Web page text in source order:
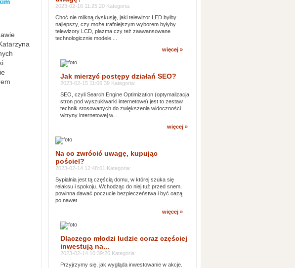
2023-02-16 11:25:20 Kategoria:
Choć nie milkną dyskusję, jaki telewizor LED byłby
najlepszy, czy może trafniejszym wyborem byłyby
telewizory LCD, plazma czy też zaawansowane
technologicznie modele....
więcej »
Jak mierzyć postępy działań SEO?
2023-02-15 11:06:39 Kategoria:
SEO, czyli Search Engine Optimization (optymalizacja
stron pod wyszukiwarki internetowe) jest to zestaw
technik stosowanych do zwiększenia widoczności
witryny internetowej w...
więcej »
Na co zwrócić uwagę, kupując
pościel?
2023-02-14 12:48:01 Kategoria:
Sypialnia jest tą częścią domu, w której szuka się
relaksu i spokoju. Wchodząc do niej tuż przed snem,
powinna dawać poczucie bezpieczeństwa i być oazą
po nawet...
więcej »
Dlaczego młodzi ludzie coraz częściej
inwestują na...
2023-02-14 10:39:26 Kategoria:
Przyjrzymy się, jak wygląda inwestowanie w akcje.